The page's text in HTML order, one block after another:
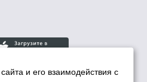
и его взаимодействия с